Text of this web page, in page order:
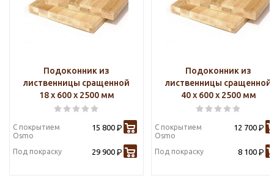
Подоконник из
лиственницы сращенной
18 х 600 х 2500 мм
С покрытием
Osmo
15 800 Р
Под покраску 29 900 Р
Подоконник из
лиственницы сращенной
40 х 600 х 2500 мм
С покрытием
Osmo
12 700 Р
Под покраску 8 100 Р